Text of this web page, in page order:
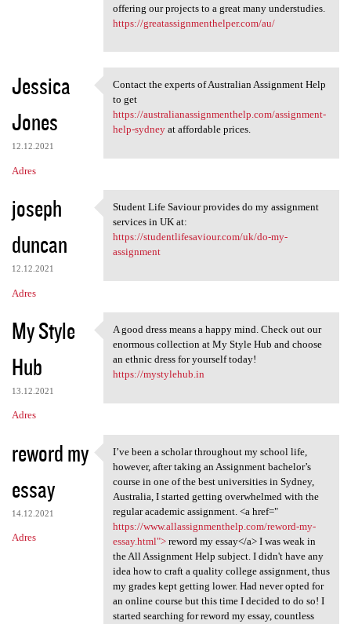
z
e
offering our projects to a great many understudies.
https://greatassignmenthelper.com/au/
Jessica
Jones
12.12.2021
Adres
Contact the experts of
Contact the experts of Australian Assignment Help
to get
https://australianassignmenthelp.com/assignment-
help-sydneyat affordable prices.
joseph
duncan
12.12.2021
Adres
Student Life Saviour provides
Student Life Saviour provides do my assignment
services in UK at:
https://studentlifesaviour.com/uk/do-my-
assignment
My Style
Hub
13.12.2021
Adres
A good dress means a happy
A good dress means a happy mind. Check out our
enormous collection at My Style Hub and choose
an ethnic dress for yourself today!
https://mystylehub.in
reword my
essay
14.12.2021
Adres
I’ve been a scholar
I’ve been a scholar throughout my school life,
however, after taking an Assignment bachelor’s
course in one of the best universities in Sydney,
Australia, I started getting overwhelmed with the
regular academic assignment. <a href="
https://www.allassignmenthelp.com/reword-my-
essay.html">reword my essay</a> I was weak in
the All Assignment Help subject. I didn't have any
idea how to craft a quality college assignment, thus
my grades kept getting lower. Had never opted for
an online course but this time I decided to do so! I
started searching for reword my essay, countless